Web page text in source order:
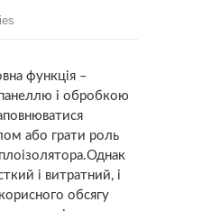
функція –
і обробкою
або грати роль
і витратний, і
обсягу